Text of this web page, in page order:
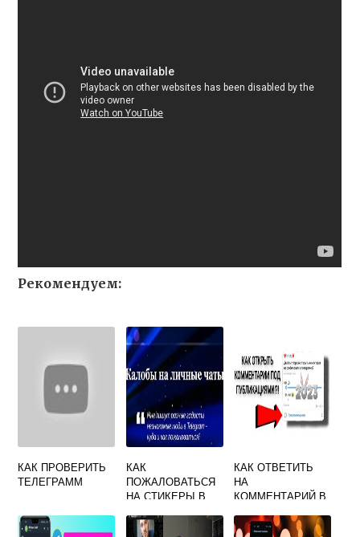
Рекомендуем:
КАК ПРОВЕРИТЬ
ТЕЛЕГРАММ
КАК
ПОЖАЛОВАТЬСЯ
НА СТИКЕРЫ В
КАК ОТВЕТИТЬ
НА
КОММЕНТАРИЙ В
КАНАЛЕ